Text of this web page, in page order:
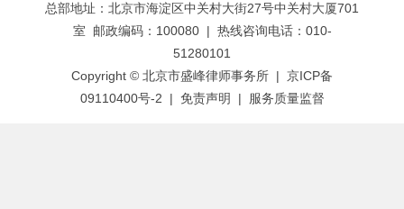
总部地址：北京市海淀区中关村大街27号中关村大厦701
室 邮政编码：100080 | 热线咨询电话：010-
51280101
Copyright © 北京市盛峰律师事务所 | 京ICP备
09110400号-2 | 免责声明 | 服务质量监督